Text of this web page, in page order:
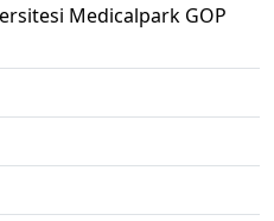
Medicalpark GOP